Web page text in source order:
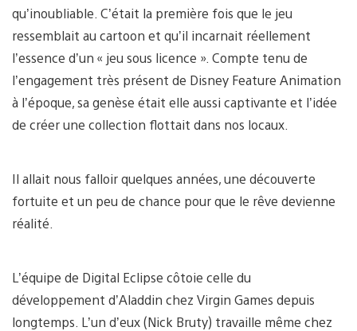
qu’inoubliable. C’était la première fois que le jeu
ressemblait au cartoon et qu’il incarnait réellement
l’essence d’un « jeu sous licence ». Compte tenu de
l’engagement très présent de Disney Feature Animation
à l’époque, sa genèse était elle aussi captivante et l’idée
de créer une collection flottait dans nos locaux.
Il allait nous falloir quelques années, une découverte
fortuite et un peu de chance pour que le rêve devienne
réalité.
L’équipe de Digital Eclipse côtoie celle du
développement d’Aladdin chez Virgin Games depuis
longtemps. L’un d’eux (Nick Bruty) travaille même chez